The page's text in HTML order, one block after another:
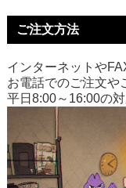
ご注文方法
インターネットや
お電話でのご注文や
平日8:00～16:00の